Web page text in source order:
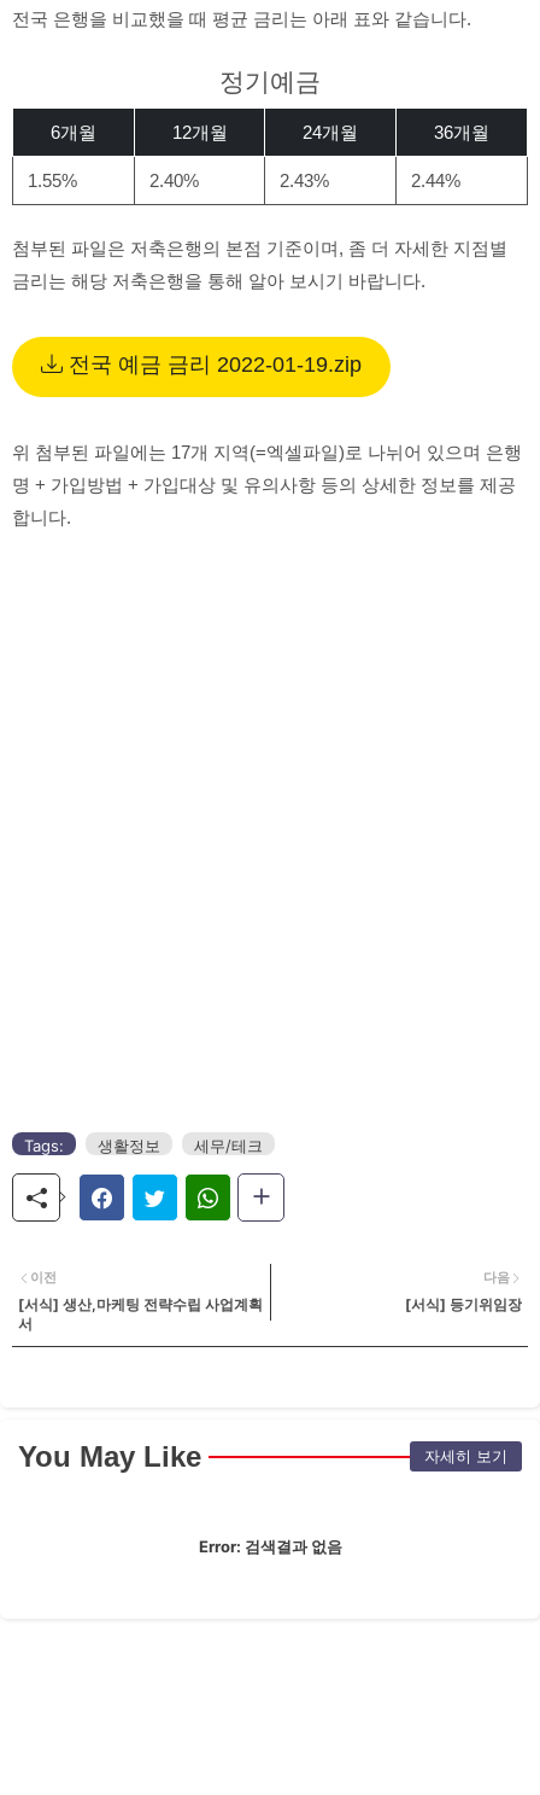
전국 은행을 비교했을 때 평균 금리는 아래 표와 같습니다.
정기예금
6개월 12개월 24개월 36개월
1.55% 2.40% 2.43% 2.44%
첨부된 파일은 저축은행의 본점 기준이며, 좀 더 자세한 지점별
금리는 해당 저축은행을 통해 알아 보시기 바랍니다.
전국 예금 금리 2022-01-19.zip
위 첨부된 파일에는 17개 지역(=엑셀파일)로 나뉘어 있으며 은행
명 + 가입방법 + 가입대상 및 유의사항 등의 상세한 정보를 제공
합니다.
Tags: 생활정보 세무/테크
다음
[서식] 등기위임장
이전
[서식] 생산,마케팅 전략수립 사업계획
서
You May Like 자세히 보기
Error: 검색결과 없음